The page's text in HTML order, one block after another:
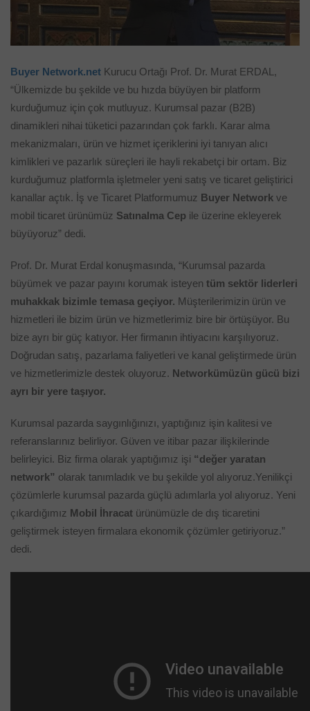
Buyer Network.net Kurucu Ortağı Prof. Dr. Murat ERDAL,
“Ülkemizde bu şekilde ve bu hızda büyüyen bir platform
kurduğumuz için çok mutluyuz. Kurumsal pazar (B2B)
dinamikleri nihai tüketici pazarından çok farklı. Karar alma
mekanizmaları, ürün ve hizmet içeriklerini iyi tanıyan alıcı
kimlikleri ve pazarlık süreçleri ile hayli rekabetçi bir ortam. Biz
kurduğumuz platformla işletmeler yeni satış ve ticaret geliştirici
kanallar açtık. İş ve Ticaret Platformumuz Buyer Network ve
mobil ticaret ürünümüz Satınalma Cep ile üzerine ekleyerek
büyüyoruz” dedi.
Prof. Dr. Murat Erdal konuşmasında, “Kurumsal pazarda
büyümek ve pazar payını korumak isteyen tüm sektör liderleri
muhakkak bizimle temasa geçiyor. Müşterilerimizin ürün ve
hizmetleri ile bizim ürün ve hizmetlerimiz bire bir örtüşüyor. Bu
bize ayrı bir güç katıyor. Her firmanın ihtiyacını karşılıyoruz.
Doğrudan satış, pazarlama faliyetleri ve kanal geliştirmede ürün
ve hizmetlerimizle destek oluyoruz. Networkümüzün gücü bizi
ayrı bir yere taşıyor.
Kurumsal pazarda saygınlığınızı, yaptığınız işin kalitesi ve
referanslarınız belirliyor. Güven ve itibar pazar ilişkilerinde
belirleyici. Biz firma olarak yaptığımız işi “değer yaratan
network” olarak tanımladık ve bu şekilde yol alıyoruz.Yenilikçi
çözümlerle kurumsal pazarda güçlü adımlarla yol alıyoruz. Yeni
çıkardığımız Mobil İhracat ürünümüzle de dış ticaretini
geliştirmek isteyen firmalara ekonomik çözümler getiriyoruz.”
dedi.